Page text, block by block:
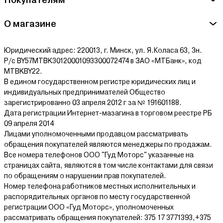
О магазине
Юридический адрес: 220013, г. Минск, ул. Я.Коласа 63, 3н.
Р/с BY57MTBK30120001093300072474 в ЗАО «МТБанк», код
MTBKBY22.
В едином государственном регистре юридических лиц и
индивидуальных предпринимателей Общество
зарегистрированно 03 апреля 2012 г за № 191601188.
Дата регистрации Интернет-мазагина в торговом реестре РБ
09 апреля 2014
Лицами уполномоченными продавцом рассматривать
обращения покупателей являются менеджеры по продажам.
Все номера телефонов ООО "Гуд Моторс" указанные на
страницах сайта, являются в том числе контактами для связи
по обращениям о нарушении прав покупателей.
Номер телефона работников местных исполнительных и
распорядительных органов по месту государственной
регистрации ООО «Гуд Моторс», уполномоченных
рассматривать обращения покупателей: 375 17 3771393,+375